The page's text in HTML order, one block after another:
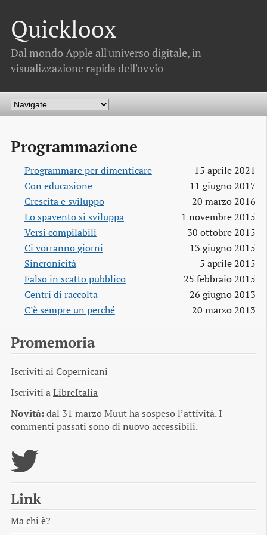
Quickloox
Dal mondo Apple all'universo digitale, in
visualizzazione rapida dell'ovvio
Programmazione
Programmare per dimenticare
15 aprile 2021
Con educazione
11 giugno 2017
Crescita e sviluppo
20 marzo 2016
Lo spavento si sviluppa
1 novembre 2015
Versi compilabili
30 ottobre 2015
Ci vorranno giorni
13 giugno 2015
Sincronicità
5 aprile 2015
Falso in scatto pubblico
25 febbraio 2015
Centri di raccolta
26 giugno 2013
C’è sempre un perché
20 marzo 2013
Promemoria
Iscriviti ai Copernicani
Iscriviti aLibreItalia
Novità:dal 31 marzo Muut ha sospeso l’attività. I
commenti passati sono di nuovo accessibili.
Link
Ma chi è?